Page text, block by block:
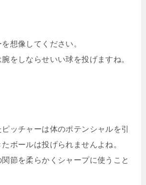
想像してください。
をしならせいい球を投げますね。
ッチャーは体のポテンシャルを引
ボールは投げられませんよね。
節を柔らかくシャープに使うこと